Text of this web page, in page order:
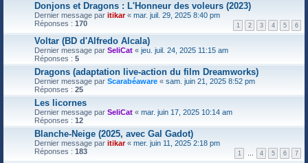
Donjons et Dragons : L'Honneur des voleurs (2023)
Dernier message par itikar« mar. juil. 29, 2025 8:40 pm
Réponses : 170 1 2 3 4 5 6
Voltar (BD d'Alfredo Alcala)
Dernier message par SeliCat « jeu. juil. 24, 2025 11:15 am
Réponses : 5
Dragons (adaptation live-action du film Dreamworks)
Dernier message par Scarabéaware « sam. juin 21, 2025 8:52 pm
Réponses : 25
Les licornes
Dernier message par SeliCat « mar. juin 17, 2025 10:14 am
Réponses : 12
Blanche-Neige (2025, avec Gal Gadot)
Dernier message par itikar« mer. juin 11, 2025 2:18 pm
Réponses : 183 1 … 4 5 6 7